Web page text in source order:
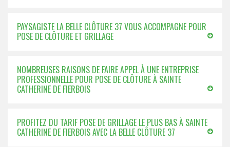
PAYSAGISTE LA BELLE CLÔTURE 37 VOUS ACCOMPAGNE POUR
POSE DE CLÔTURE ET GRILLAGE
NOMBREUSES RAISONS DE FAIRE APPEL À UNE ENTREPRISE
PROFESSIONNELLE POUR POSE DE CLÔTURE À SAINTE
CATHERINE DE FIERBOIS
PROFITEZ DU TARIF POSE DE GRILLAGE LE PLUS BAS À SAINTE
CATHERINE DE FIERBOIS AVEC LA BELLE CLÔTURE 37